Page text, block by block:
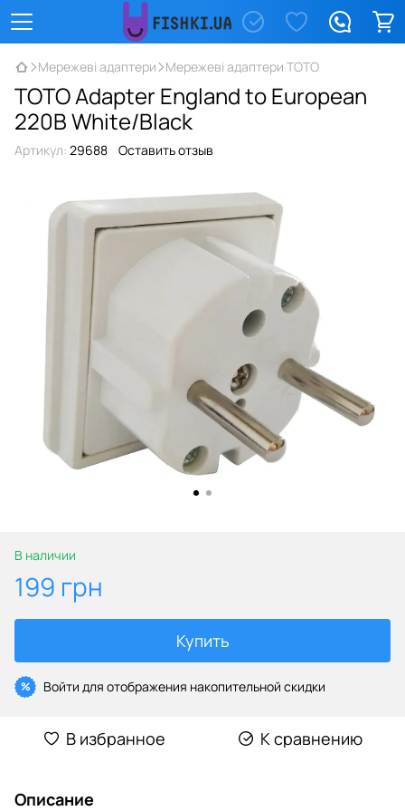
Мережеві адаптери Мережеві адаптери TOTO
TOTO Adapter England to European
220В White/Black
Артикул: 29688 Оставить отзыв
В наличии
199 грн
Купить
% Войти для отображения накопительной скидки
В избранное К сравнению
Описание